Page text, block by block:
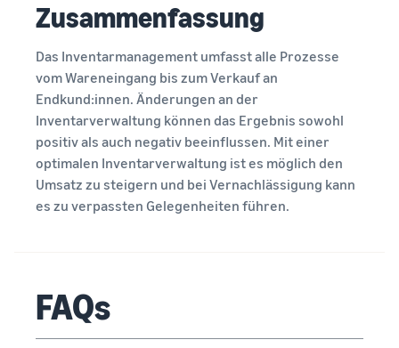
Zusammenfassung
Das Inventarmanagement umfasst alle Prozesse
vom Wareneingang bis zum Verkauf an
Endkund:innen. Änderungen an der
Inventarverwaltung können das Ergebnis sowohl
positiv als auch negativ beeinflussen. Mit einer
optimalen Inventarverwaltung ist es möglich den
Umsatz zu steigern und bei Vernachlässigung kann
es zu verpassten Gelegenheiten führen.
FAQs